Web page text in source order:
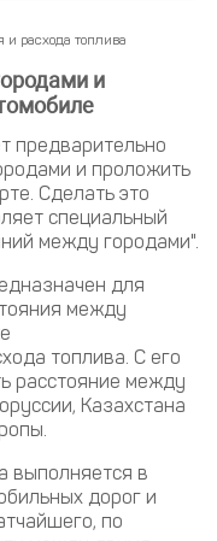
и расхода топлива
и
предварительно
и проложить
Сделать это
специальный
между городами".
для
между
топлива. С его
расстояние между
Казахстана
выполняется в
дорог и
по